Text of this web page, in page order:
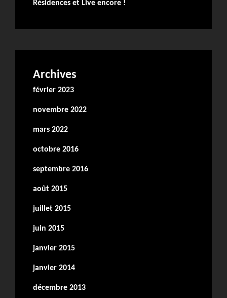
Résidences et Live encore !
Archives
février 2023
novembre 2022
mars 2022
octobre 2016
septembre 2016
août 2015
juillet 2015
juin 2015
janvier 2015
janvier 2014
décembre 2013